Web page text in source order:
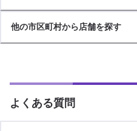
他の市区町村から店舗を探す
よくある質問